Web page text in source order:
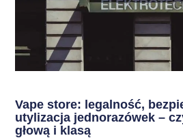
Vape store: legalność,
utylizacja jednorazówek –
głową i klasą